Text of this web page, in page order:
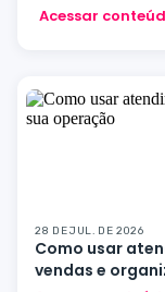
Acessar
28 DE JUL. DE 2026
Como usar
vendas e